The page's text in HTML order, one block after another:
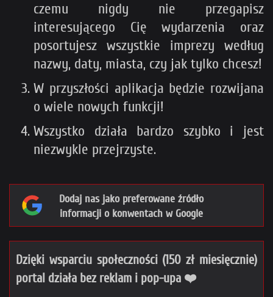
czemu nigdy nie przegapisz
interesującego Cię wydarzenia oraz
posortujesz wszystkie imprezy według
nazwy, daty, miasta, czy jak tylko chcesz!
W przyszłości aplikacja będzie rozwijana
o wiele nowych funkcji!
Wszystko działa bardzo szybko i jest
niezwykle przejrzyste.
Dodaj nas jako preferowane źródło
informacji o konwentach w Google
Dzięki wsparciu społeczności (150 zł miesięcznie)
portal działa bez reklam i pop-upa ❤️